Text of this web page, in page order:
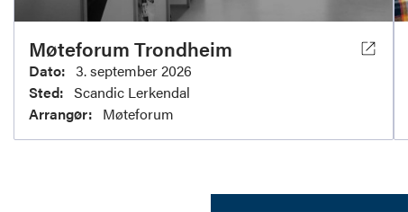
Møteforum Trondheim
Dato: 3. september 2026
Sted: Scandic Lerkendal
Arrangør: Møteforum